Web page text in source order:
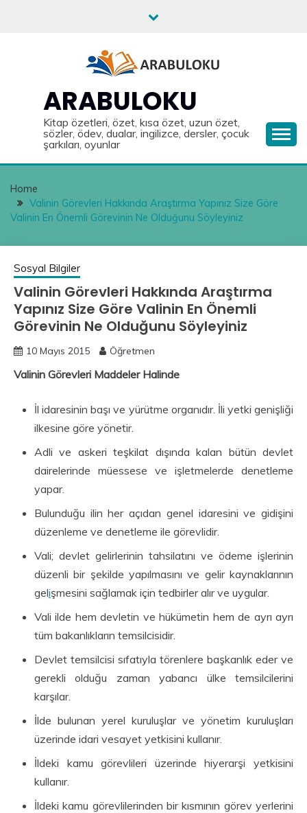
ARABULOKU
Kitap özetleri, özet, kısa özet, uzun özet,
sözler, ödev, dualar, ingilizce, dersler, çocuk
şarkıları, oyunlar
Home
Valinin Görevleri Hakkında Araştırma Yapınız Size Göre
Valinin En Önemli Görevinin Ne Olduğunu Söyleyiniz
Sosyal Bilgiler
Valinin Görevleri Hakkında Araştırma
Yapınız Size Göre Valinin En Önemli
Görevinin Ne Olduğunu Söyleyiniz
10 Mayıs 2015 Öğretmen
Valinin Görevleri Maddeler Halinde
İl idaresinin başı ve yürütme organıdır. İli yetki ge­nişliği
ilkesine göre yönetir.
Adli ve askeri teşkilat dışında kalan bütün devlet
dairelerinde müessese ve işletmelerde denetleme
yapar.
Bulunduğu ilin her açıdan genel idaresini ve gidişini
düzenleme ve denetleme ile görevlidir.
Vali; devlet gelirlerinin tahsilatını ve ödeme işlerinin
düzenli bir şekilde yapılmasını ve gelir kaynaklarının
gelişmesini sağlamak için tedbirler alır ve uygular.
Vali ilde hem devletin ve hükümetin hem de ayrı ayrı
tüm bakanlıkların temsilcisidir.
Devlet temsilcisi sıfatıyla törenlere başkanlık eder ve
gerekli olduğu zaman yabancı ülke temsilcilerini
karşılar.
İlde bulunan yerel kuruluşlar ve yönetim kuruluşları
üzerinde idari vesayet yetkisini kullanır.
İldeki kamu görevlileri üzerinde hiyerarşi yetkisini
kullanır.
İldeki kamu görevlilerinden bir kısmının görev yerlerini